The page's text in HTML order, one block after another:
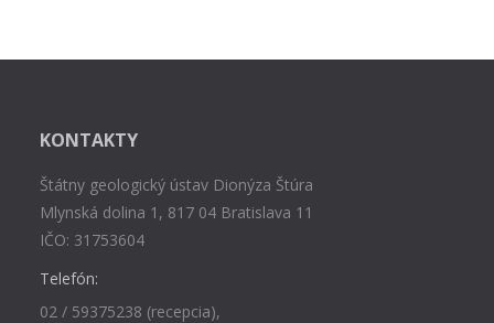
KONTAKTY
Štátny geologický ústav Dionýza Štúra
Mlynská dolina 1, 817 04 Bratislava 11
IČO: 31753604
Telefón:
02 / 59375238 (recepcia),